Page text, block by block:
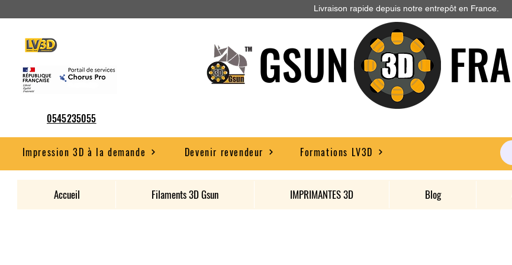
Livraison rapide depuis notre entrepôt en France.
0545235055
GSUN
Impression 3D à la demande Devenir revendeur Formations LV3D
Accueil Filaments 3D Gsun IMPRIMANTES 3D Blog